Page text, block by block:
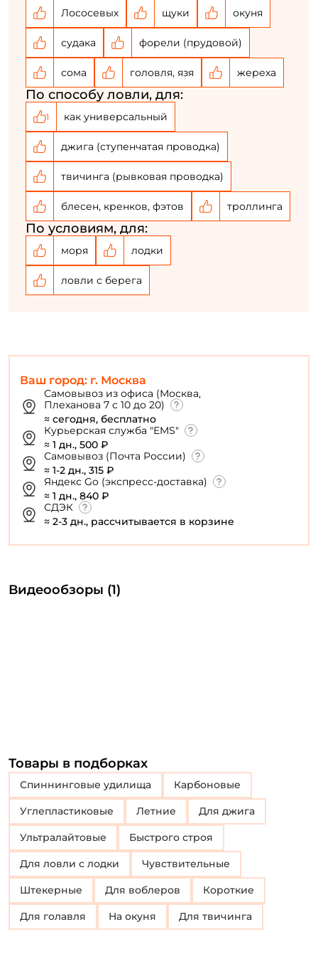
Ваш город: г. Москва
Самовывоз из офиса (Москва,
Плеханова 7 с 10 до 20)
≈ сегодня, бесплатно
Курьерская служба "EMS"
≈ 1 дн., 500 ₽
Самовывоз (Почта России)
≈ 1-2 дн., 315 ₽
Яндекс Go (экспресс-доставка)
≈ 1 дн., 840 ₽
СДЭК
≈ 2-3 дн., рассчитывается в корзине
Лососевых щуки окуня
судака форели (прудовой)
сома головля, язя жереха
По способу ловли, для:
1 как универсальный
джига (ступенчатая проводка)
твичинга (рывковая проводка)
блесен, кренков, фэтов троллинга
По условиям, для:
моря лодки
ловли с берега
Видеообзоры (1)
Товары в подборках
Спиннинговые удилища Карбоновые
Углепластиковые Летние Для джига
Ультралайтовые Быстрого строя
Для ловли с лодки Чувствительные
Штекерные Для воблеров Короткие
Для голавля на окуня для твичинга